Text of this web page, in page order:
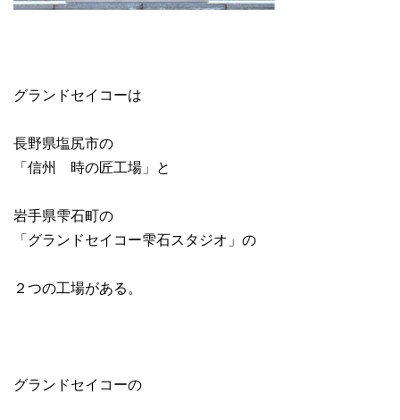
グランドセイコーは
長野県塩尻市の
「信州 時の匠工場」と
岩手県雫石町の
「グランドセイコー雫石スタジオ」の
２つの工場がある。
グランドセイコーの